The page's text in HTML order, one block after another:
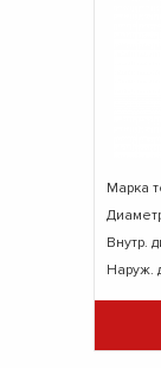
Марка
Внутр.
Наруж.